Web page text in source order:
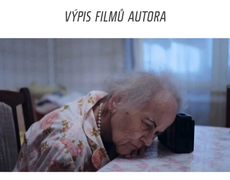
VÝPIS FILMŮ AUTORA